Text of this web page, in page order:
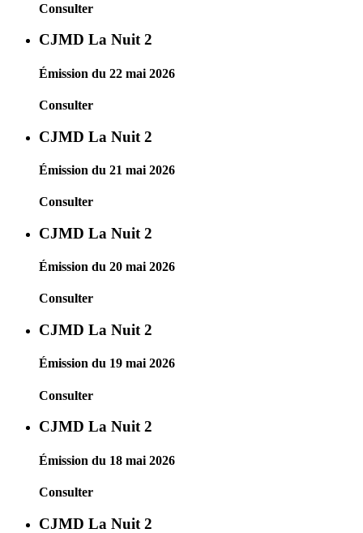
Consulter
CJMD La Nuit 2
Émission du 22 mai 2026
Consulter
CJMD La Nuit 2
Émission du 21 mai 2026
Consulter
CJMD La Nuit 2
Émission du 20 mai 2026
Consulter
CJMD La Nuit 2
Émission du 19 mai 2026
Consulter
CJMD La Nuit 2
Émission du 18 mai 2026
Consulter
CJMD La Nuit 2